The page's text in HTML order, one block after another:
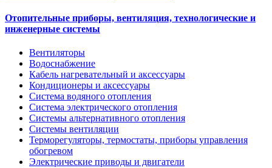
Отопительные приборы, вентиляция, технологические и
инженерные системы
Вентиляторы
Водоснабжение
Кабель нагревательный и аксессуары
Кондиционеры и аксессуары
Система водяного отопления
Система электрического отопления
Системы альтернативного отопления
Системы вентиляции
Терморегуляторы, термостаты, приборы управления
обогревом
Электрические приводы и двигатели